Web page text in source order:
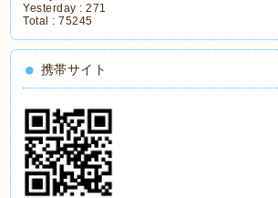
Yesterday :271
Total :75245
携帯サイト